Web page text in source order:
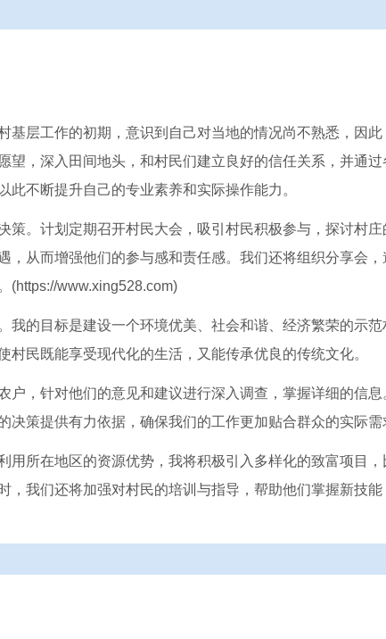
基层工作的初期，意识到自己对当地的情况尚不熟悉，因此
望，深入田间地头，和村民们建立良好的信任关系，并通过
不断提升自己的专业素养和实际操作能力。
策。计划定期召开村民大会，吸引村民积极参与，探讨村
，从而增强他们的参与感和责任感。我们还将组织分享会，
(https://www.xing528.com)
的目标是建设一个环境优美、社会和谐、经济繁荣的示范
民既能享受现代化的生活，又能传承优良的传统文化。
户，针对他们的意见和建议进行深入调查，掌握详细的信
策提供有力依据，确保我们的工作更加贴合群众的实际需
用所在地区的资源优势，我将积极引入多样化的致富项目
，我们还将加强对村民的培训与指导，帮助他们掌握新技能